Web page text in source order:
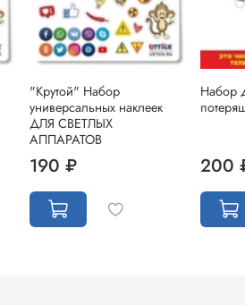
"Крутой" Набор
универсальных наклеек
ДЛЯ СВЕТЛЫХ
АППАРАТОВ
190 ₽
Набор
200